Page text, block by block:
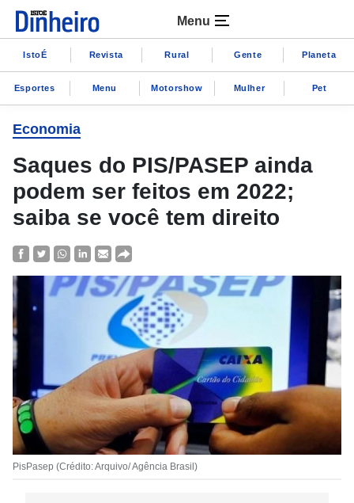
Menu
IstoÉ Revista Rural Gente Planeta
Esportes Menu Motorshow Mulher Pet
Economia
Saques do PIS/PASEP ainda
podem ser feitos em 2022;
saiba se você tem direito
PisPasep (Crédito: Arquivo/ Agência Brasil)